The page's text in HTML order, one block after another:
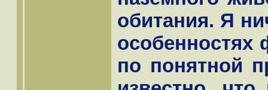
обитания. Я
особенностях
по понятной